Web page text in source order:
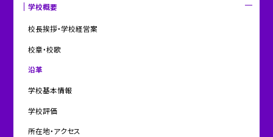
学校概要
校長挨拶・学校経営案
校章・校歌
沿革
学校基本情報
学校評価
所在地・アクセス